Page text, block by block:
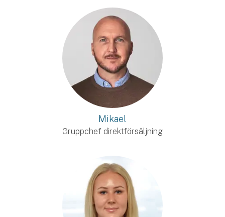
Mikael
Gruppchef direktförsäljning